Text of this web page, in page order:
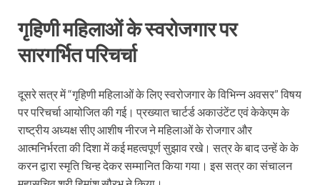
गृहिणी महिलाओं के स्वरोजगार पर
सारगर्भित परिचर्चा
दूसरे सत्र में “गृहिणी महिलाओं के लिए स्वरोजगार के विभिन्न अवसर” विषय
पर परिचर्चा आयोजित की गई। प्रख्यात चार्टर्ड अकाउंटेंट एवं केकेएम के
राष्ट्रीय अध्यक्ष सीए आशीष नीरज ने महिलाओं के रोजगार और
आत्मनिर्भरता की दिशा में कई महत्वपूर्ण सुझाव रखे। सत्र के बाद उन्हें के के
करन द्वारा स्मृति चिन्ह देकर सम्मानित किया गया। इस सत्र का संचालन